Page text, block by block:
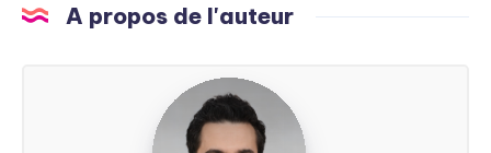
A propos de l'auteur
Steven
Soarez